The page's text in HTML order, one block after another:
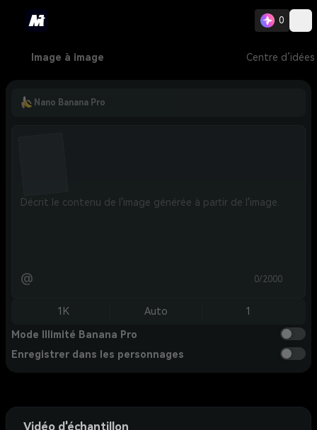
0
Image à image Centre d’idées
Nano Banana Pro
@ 0/2000
1K Auto 1
Mode Illimité Banana Pro
Enregistrer dans les personnages
Vidéo d'échantillon